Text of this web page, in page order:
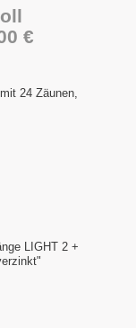
€
24 Zäunen,
LIGHT 2 +